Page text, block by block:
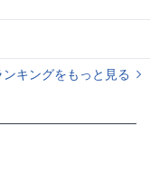
キングをもっと見る